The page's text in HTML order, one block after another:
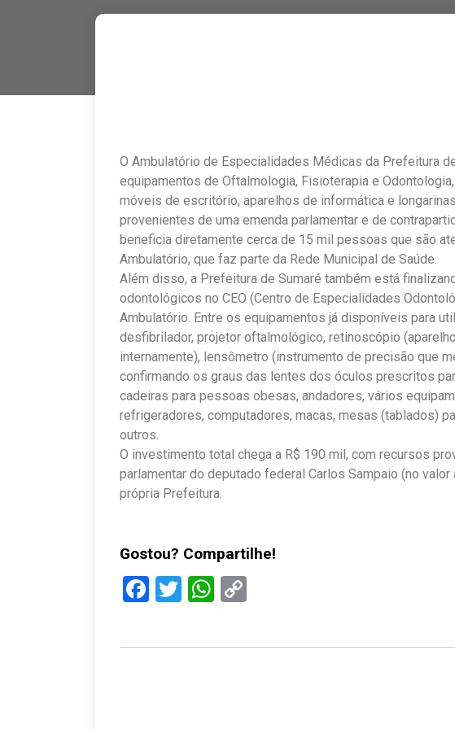
O Ambulatório de Especialidades Médicas da Prefeitura
equipamentos de Oftalmologia, Fisioterapia e
móveis de escritório, aparelhos de informática e
provenientes de uma emenda parlamentar e de
beneficia diretamente cerca de 15 mil pessoas que são
Ambulatório, que faz parte da Rede Municipal de Saúde.
Além disso, a Prefeitura de Sumaré também está
odontológicos no CEO (Centro de Especialidades
Ambulatório. Entre os equipamentos já disponíveis para
desfibrilador, projetor oftalmológico, retinoscópio
internamente), lensômetro (instrumento de precisão que
confirmando os graus das lentes dos óculos prescritos
cadeiras para pessoas obesas, andadores, vários
refrigeradores, computadores, macas, mesas (tablados)
outros.
O investimento total chega a R$ 190 mil, com recursos
parlamentar do deputado federal Carlos Sampaio (no
própria Prefeitura.
Gostou? Compartilhe!
Facebook
TwitterWhatsApp